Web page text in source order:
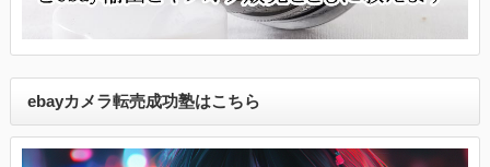
ebayカメラ転売成功塾はこちら